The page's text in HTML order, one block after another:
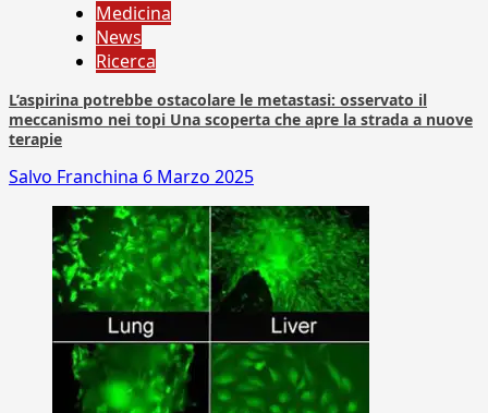
Medicina
News
Ricerca
L’aspirina potrebbe ostacolare le metastasi: osservato il
meccanismo nei topi Una scoperta che apre la strada a nuove
terapie
Salvo Franchina 6 Marzo 2025